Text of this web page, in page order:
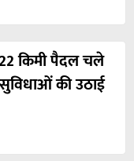
किमी पैदल चले
की उठाई